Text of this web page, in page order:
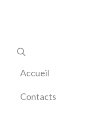
Accueil
Contacts